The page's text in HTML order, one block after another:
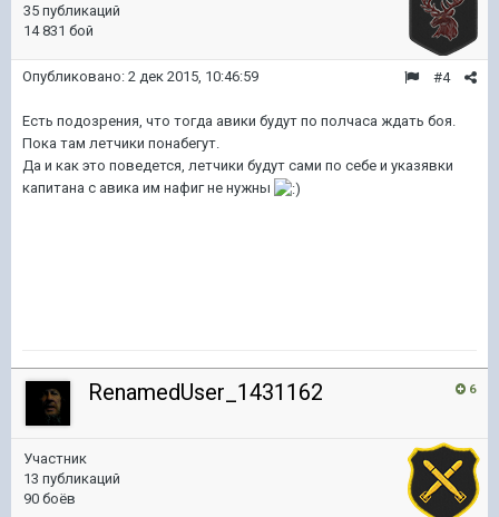
35 публикаций
14 831 бой
#4
Опубликовано: 2 дек 2015, 10:46:59
Есть подозрения, что тогда авики будут по полчаса ждать боя.
Пока там летчики понабегут.
Да и как это поведется, летчики будут сами по себе и указявки
капитана с авика им нафиг не нужны
6
RenamedUser_1431162
Участник
13 публикаций
90 боёв